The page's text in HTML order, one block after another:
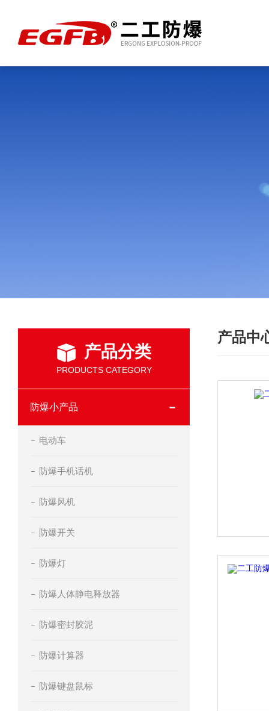
产品分类
PRODUCTS CATEGORY
防爆小产品
电动车
防爆手机话机
防爆风机
防爆开关
防爆灯
防爆人体静电释放器
防爆密封胶泥
防爆计算器
防爆键盘鼠标
产品中